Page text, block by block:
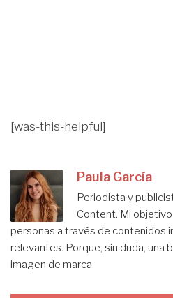
[was-this-helpful]
Paula García
Periodista y
Content. Mi
personas a través de contenidos
relevantes. Porque, sin duda, una
imagen de marca.